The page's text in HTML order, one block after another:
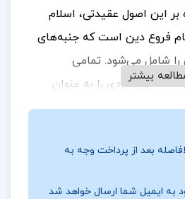
بر این اصول عقیدتی، اسلام
فروع دین است که جنبه‌های
را شامل می‌شود. تمامی
اصل بنیادی را به عنوان
هرچند که هر مذهب
خاصی دارد که آن را از
جهت خرید فایل های
کنید.
بیشتر
بعد از پرداخت وجه به
به ایمیل شما ارسال خواهد شد